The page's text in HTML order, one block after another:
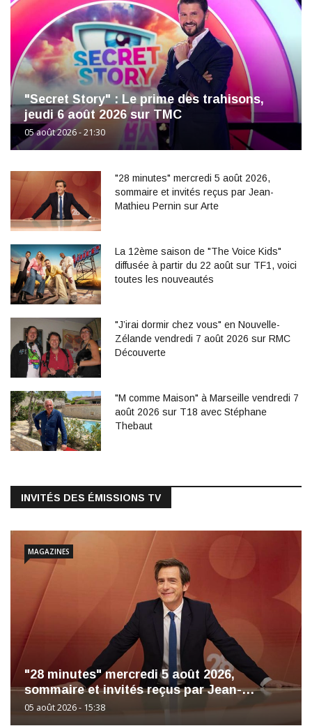
"Secret Story" : Le prime des trahisons,
jeudi 6 août 2026 sur TMC
05 août 2026 - 21:30
"28 minutes" mercredi 5 août 2026,
sommaire et invités reçus par Jean-
Mathieu Pernin sur Arte
La 12ème saison de "The Voice Kids"
diffusée à partir du 22 août sur TF1, voici
toutes les nouveautés
"J’irai dormir chez vous" en Nouvelle-
Zélande vendredi 7 août 2026 sur RMC
Découverte
"M comme Maison" à Marseille vendredi 7
août 2026 sur T18 avec Stéphane
Thebaut
INVITÉS DES ÉMISSIONS TV
"28 minutes" mercredi 5 août 2026,
sommaire et invités reçus par Jean-…
05 août 2026 - 15:38
MAGAZINES